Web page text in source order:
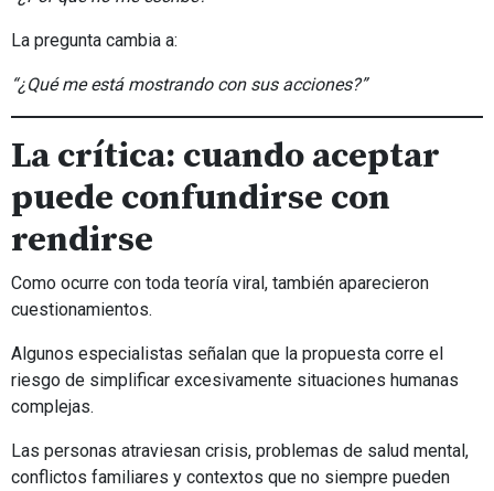
La pregunta cambia a:
“¿Qué me está mostrando con sus acciones?”
La crítica: cuando aceptar
puede confundirse con
rendirse
Como ocurre con toda teoría viral, también aparecieron
cuestionamientos.
Algunos especialistas señalan que la propuesta corre el
riesgo de simplificar excesivamente situaciones humanas
complejas.
Las personas atraviesan crisis, problemas de salud mental,
conflictos familiares y contextos que no siempre pueden